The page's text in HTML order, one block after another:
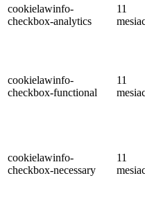
cookielawinfo-
checkbox-analytics
11
cookielawinfo-
checkbox-functional
11
cookielawinfo-
checkbox-necessary
11